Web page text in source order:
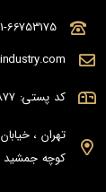
66753175
کد پستی: ۱۱۱۴۶۶۴۸۷۷
تهران ،
کوچه جمشید